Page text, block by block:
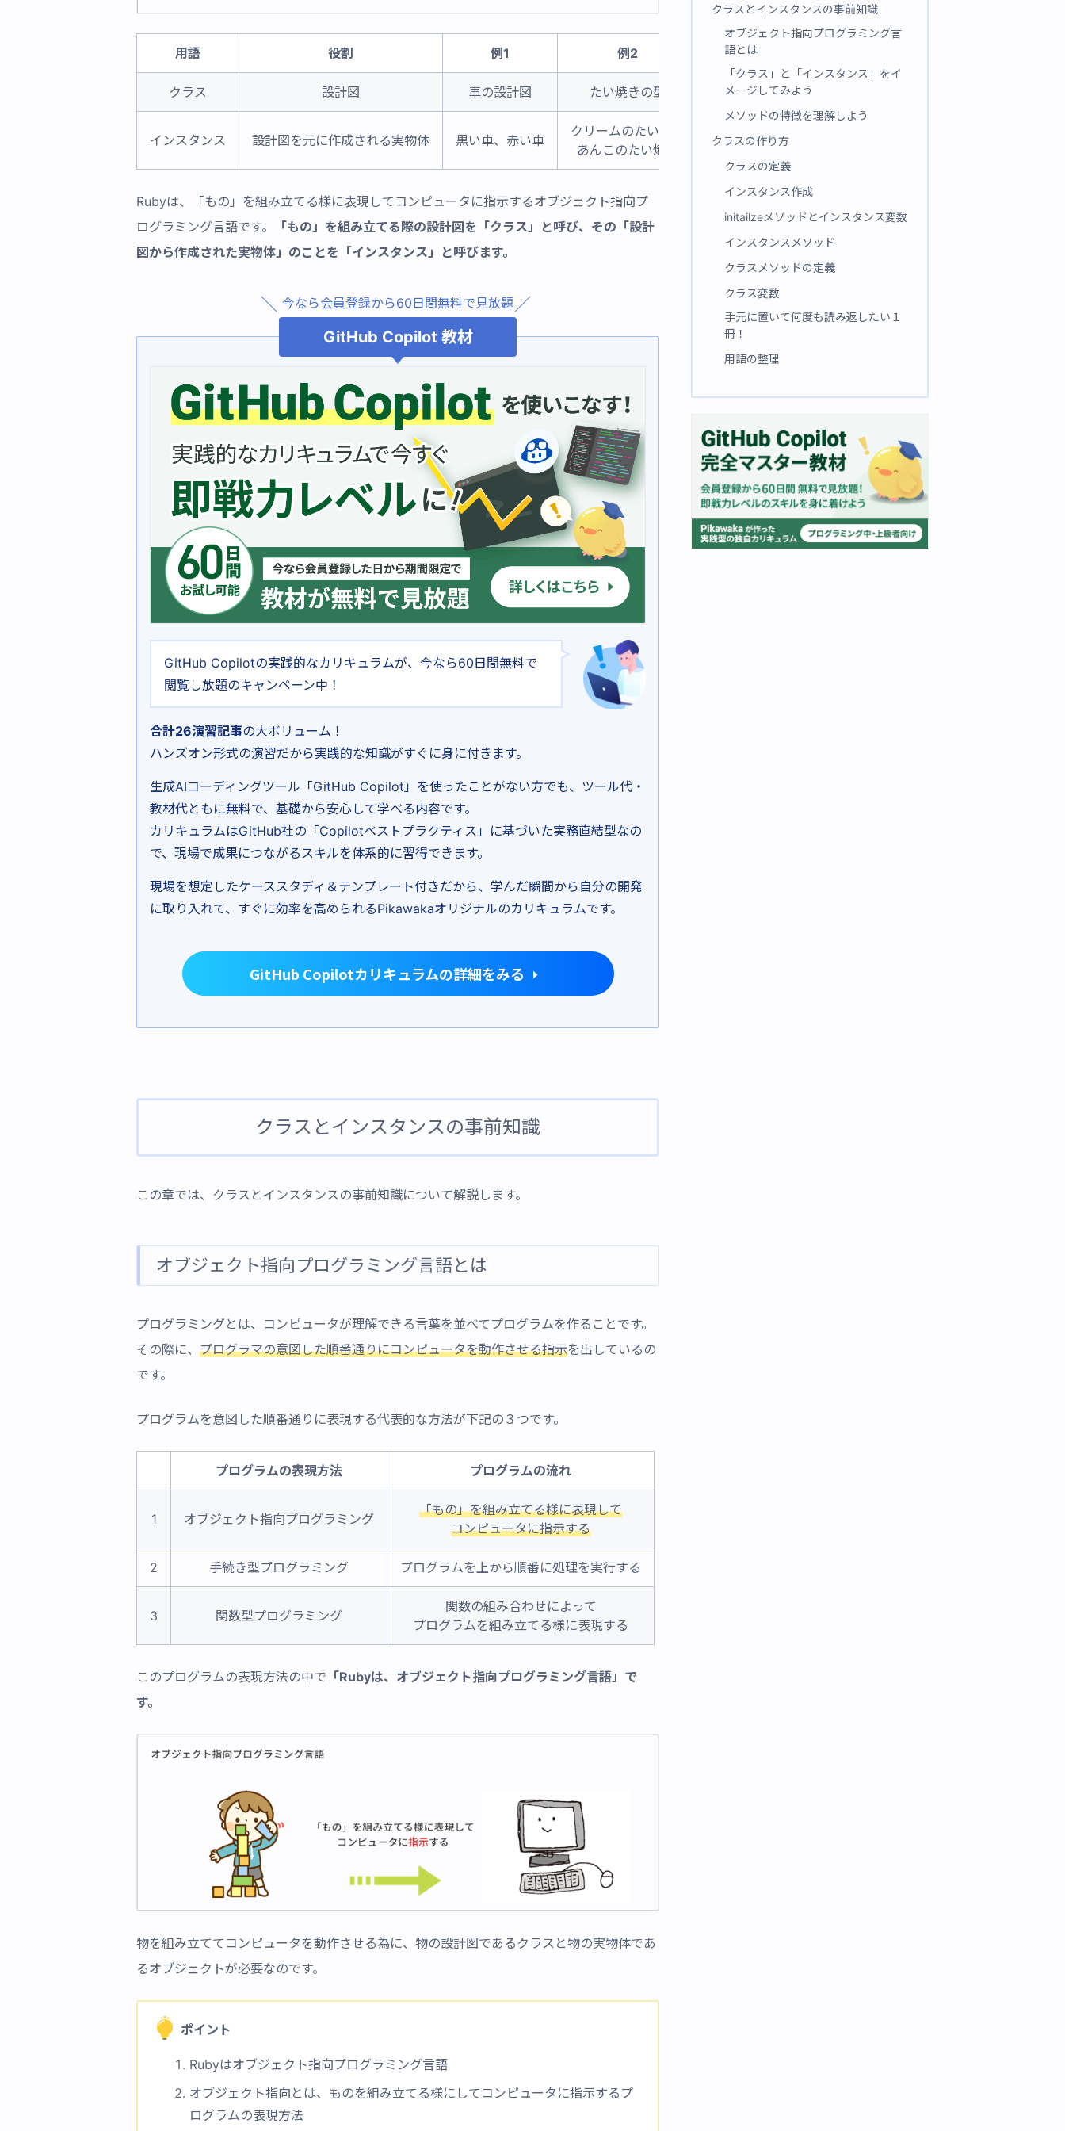
用語 役割 例1 例2
クラス 設計図 車の設計図 たい焼きの型
インスタンス 設計図を元に作成される実物体 黒い車、赤い車
クリームのたい焼き
あんこのたい焼き
Rubyは、「もの」を組み立てる様に表現してコンピュータに指示するオブジェクト指向プ
ログラミング言語です。
「もの」を組み立てる際の設計図を「クラス」と呼び、その「設計
図から作成された実物体」のことを「インスタンス」と呼びます。
今なら会員登録から60日間無料で見放題
GitHub Copilot 教材
GitHub Copilotの実践的なカリキュラムが、今なら60日間無料で
閲覧し放題のキャンペーン中！
合計26演習記事の大ボリューム！
ハンズオン形式の演習だから実践的な知識がすぐに身に付きます。
生成AIコーディングツール「GitHub Copilot」を使ったことがない方でも、ツール代・
教材代ともに無料で、基礎から安心して学べる内容です。
カリキュラムはGitHub社の「Copilotベストプラクティス」に基づいた実務直結型なの
で、現場で成果につながるスキルを体系的に習得できます。
現場を想定したケーススタディ＆テンプレート付きだから、学んだ瞬間から自分の開発
に取り入れて、すぐに効率を高められるPikawakaオリジナルのカリキュラムです。
GitHub Copilotカリキュラムの詳細をみる
クラスとインスタンスの事前知識
この章では、クラスとインスタンスの事前知識について解説します。
オブジェクト指向プログラミング言語とは
プログラミングとは、コンピュータが理解できる言葉を並べてプログラムを作ることです。
その際に、 プログラマの意図した順番通りにコンピュータを動作させる指示を出しているの
です。
プログラムを意図した順番通りに表現する代表的な方法が下記の３つです。
プログラムの表現方法 プログラムの流れ
1 オブジェクト指向プログラミング
「もの」を組み立てる様に表現して
コンピュータに指示する
2 手続き型プログラミング プログラムを上から順番に処理を実行する
3 関数型プログラミング
関数の組み合わせによって
プログラムを組み立てる様に表現する
このプログラムの表現方法の中で 「Rubyは、オブジェクト指向プログラミング言語」で
す。
物を組み立ててコンピュータを動作させる為に、物の設計図であるクラスと物の実物体であ
るオブジェクトが必要なのです。
ポイント
Rubyはオブジェクト指向プログラミング言語
オブジェクト指向とは、ものを組み立てる様にしてコンピュータに指示するプ
ログラムの表現方法
クラスとインスタンスの事前知識
オブジェクト指向プログラミング言
語とは
「クラス」と「インスタンス」をイ
メージしてみよう
メソッドの特徴を理解しよう
クラスの作り方
クラスの定義
インスタンス作成
initailzeメソッドとインスタンス変数
インスタンスメソッド
クラスメソッドの定義
クラス変数
手元に置いて何度も読み返したい１
冊！
用語の整理